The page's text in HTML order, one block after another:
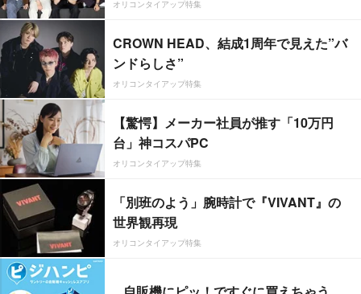
オリコンタイアップ特集
CROWN HEAD、結成1周年で見えた”バ
ンドらしさ”
オリコンタイアップ特集
【驚愕】メーカー社員が推す「10万円
台」神コスパPC
オリコンタイアップ特集
「別班のよう」腕時計で『VIVANT』の
世界観再現
オリコンタイアップ特集